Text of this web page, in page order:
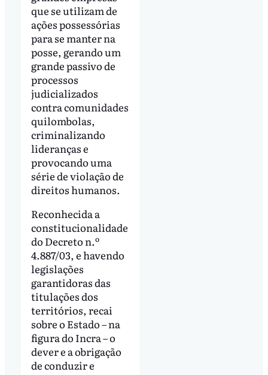
que se utilizam de
ações possessórias
para se manter na
posse, gerando um
grande passivo de
processos
judicializados
contra comunidades
quilombolas,
criminalizando
lideranças e
provocando uma
série de violação de
direitos humanos.
Reconhecida a
constitucionalidade
do Decreto n.º
4.887/03, e havendo
legislações
garantidoras das
titulações dos
territórios, recai
sobre o Estado – na
figura do Incra – o
dever e a obrigação
de conduzir e